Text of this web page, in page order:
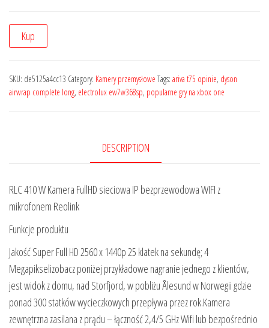
Kup
SKU: de5125a4cc13 Category: Kamery przemysłowe Tags: ariva t75 opinie, dyson
airwrap complete long, electrolux ew7w368sp, popularne gry na xbox one
DESCRIPTION
RLC 410 W Kamera FullHD sieciowa IP bezprzewodowa WIFI z
mikrofonem Reolink
Funkcje produktu
Jakość Super Full HD 2560 x 1440p 25 klatek na sekundę; 4
Megapikselizobacz poniżej przykładowe nagranie jednego z klientów,
jest widok z domu, nad Storfjord, w pobliżu Ålesund w Norwegii gdzie
ponad 300 statków wycieczkowych przepływa przez rok.Kamera
zewnętrzna zasilana z prądu – łączność 2,4/5 GHz Wifi lub bezpośrednio